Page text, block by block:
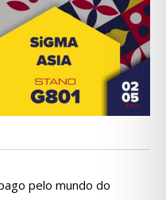
pelo mundo do